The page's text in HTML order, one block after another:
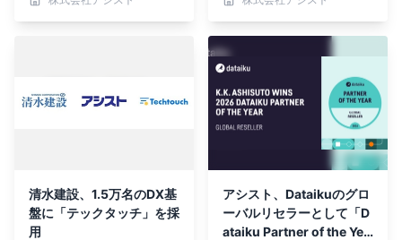
清水建設、1.5万名のDX基
盤に「テックタッチ」を採
用
アシスト、Dataikuのグロ
ーバルリセラーとして「D
ataiku Partner of the Yea